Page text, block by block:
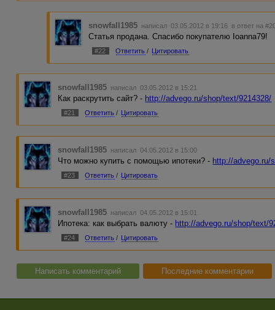
snowfall1985 написал 03.05.2012 в 19:16 в ответ на
Статья продана. Спасибо покупателю Ioanna79!
#22 Ответить / Цитировать
snowfall1985 написал 03.05.2012 в 15:21
Как раскрутить сайт? - http://advego.ru/shop/text/9214328/
#21 Ответить / Цитировать
snowfall1985 написал 04.05.2012 в 15:00
Что можно купить с помощью ипотеки? - http://advego.ru/
#23 Ответить / Цитировать
snowfall1985 написал 04.05.2012 в 15:01
Ипотека: как выбрать валюту - http://advego.ru/shop/text/
#24 Ответить / Цитировать
Написать комментарий Последние комментарии